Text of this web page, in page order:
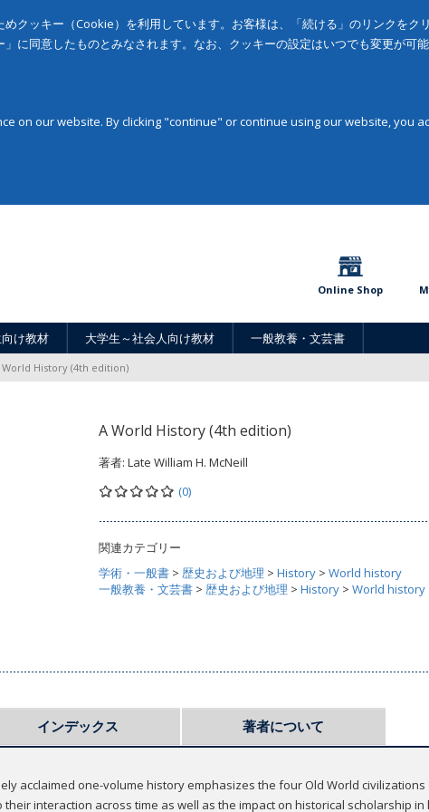
クッキー（Cookie）を利用しています。お客様は、「続ける」のリンクをク
に同意したものとみなされます。なお、クッキーの設定はいつでも変更が可能
on our website. By clicking "continue" or continue using our website, you
Online Shop
け教材 大学生～社会人向け教材 一般教養・文芸書
World History (4th edition)
A World History (4th edition)
著者: Late William H. McNeill
(0)
関連カテゴリー
学術・一般書 > 歴史および地理 > History > World history
一般教養・文芸書 > 歴史および地理 > History > World history
インデックス 著者について
acclaimed one-volume history emphasizes the four Old World
interaction across time as well as the impact on historical scholarship